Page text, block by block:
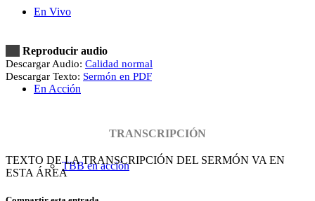
En Vivo
En Acción
TBB en acción
Reproducir audio
Descargar Audio: Calidad normal
Descargar Texto: Sermón en PDF
TRANSCRIPCIÓN
TEXTO DE LA TRANSCRIPCIÓN DEL SERMÓN VA EN
ESTA ÁREA